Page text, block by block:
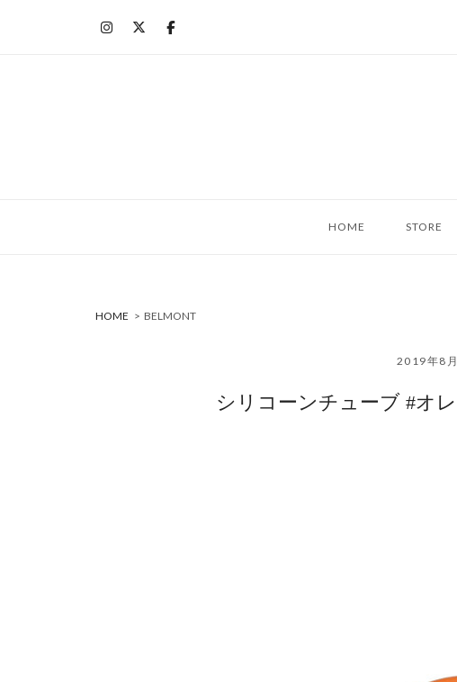
HOME STORE
HOME > BELMONT
2019年8
シリコーンチューブ #オ